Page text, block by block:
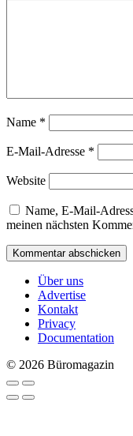
Name *
E-Mail-Adresse *
Website
Name, E-Mail-
meinen nächsten
Über uns
Advertise
Kontakt
Privacy
Documentation
© 2026 Büromagazin